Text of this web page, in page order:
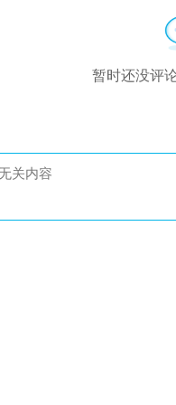
暂时还没评